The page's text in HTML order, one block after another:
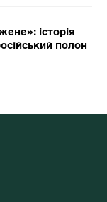
історія
полон